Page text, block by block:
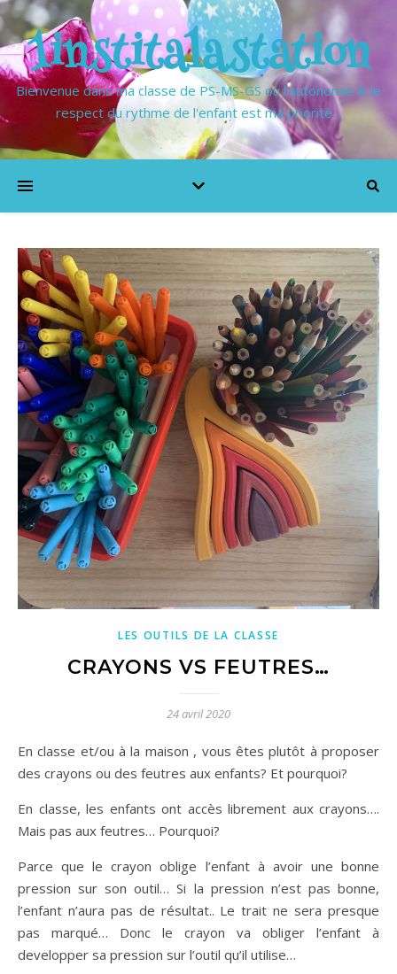
1institalastation
Bienvenue dans ma classe de PS-MS-GS où l'autonomie & le
respect du rythme de l'enfant est ma priorité…
LES OUTILS DE LA CLASSE
CRAYONS VS FEUTRES…
24 avril 2020
En classe et/ou à la maison , vous êtes plutôt à proposer
des crayons ou des feutres aux enfants? Et pourquoi?
En classe, les enfants ont accès librement aux crayons….
Mais pas aux feutres… Pourquoi?
Parce que le crayon oblige l’enfant à avoir une bonne
pression sur son outil… Si la pression n’est pas bonne,
l’enfant n’aura pas de résultat.. Le trait ne sera presque
pas marqué… Donc le crayon va obliger l’enfant à
developper sa pression sur l’outil qu’il utilise…